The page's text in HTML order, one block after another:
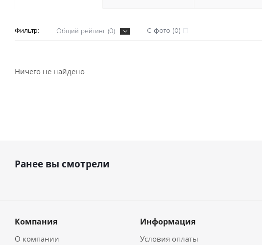
Фильтр: Общий рейтинг (0) С фото (0)
Ничего не найдено
Ранее вы смотрели
Компания
О компании
Информация
Условия оплаты